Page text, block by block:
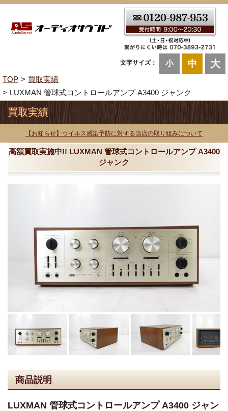
文字サイズ： 小 中 大
TOP
買取実績
LUXMAN 管球式コントロールアンプ A3400 ジャンク
買取実績
【お知らせ】ウイルス感染予防に対する当店の取り組みについて
高額買取実施中!! LUXMAN 管球式コントロールアンプ A3400
ジャンク
商品説明
LUXMAN 管球式コントロールアンプ A3400 ジャン